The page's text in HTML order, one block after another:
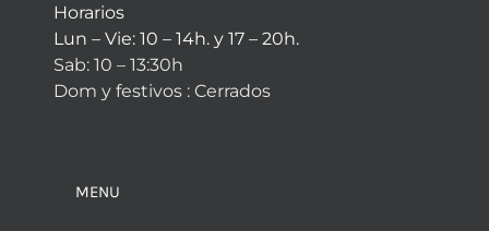
Horarios
Lun – Vie: 10 – 14h. y 17 – 20h.
Sab: 10 – 13:30h
Dom y festivos : Cerrados
MENU